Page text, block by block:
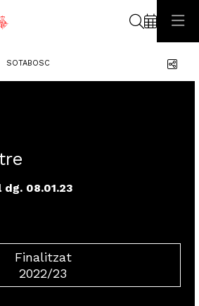
SOTABOSC
dg. 08.01.23
Finalitzat
2022/23